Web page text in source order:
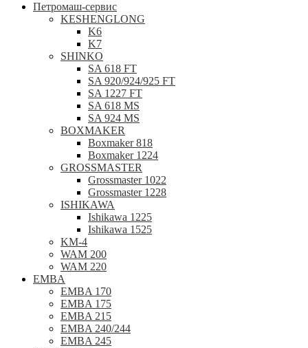
Петромаш-сервис
KESHENGLONG
K6
K7
SHINKO
SA 618 FT
SA 920/924/925 FT
SA 1227 FT
SA 618 MS
SA 924 MS
BOXMAKER
Boxmaker 818
Boxmaker 1224
GROSSMASTER
Grossmaster 1022
Grossmaster 1228
ISHIKAWA
Ishikawa 1225
Ishikawa 1525
KM-4
WAM 200
WAM 220
EMBA
EMBA 170
EMBA 175
EMBA 215
EMBA 240/244
EMBA 245